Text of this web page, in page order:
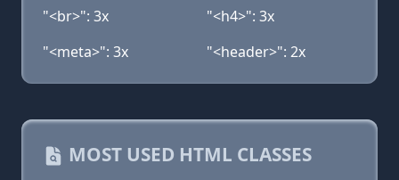
"<br>": 3x
"<h4>": 3x
"<meta>": 3x
"<header>": 2x
MOST USED HTML CLASSES